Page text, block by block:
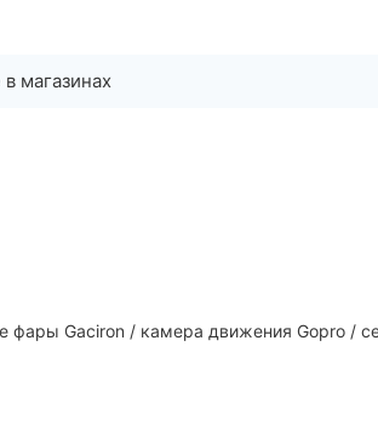
магазинах
фары Gaciron / камера движения Gopro /